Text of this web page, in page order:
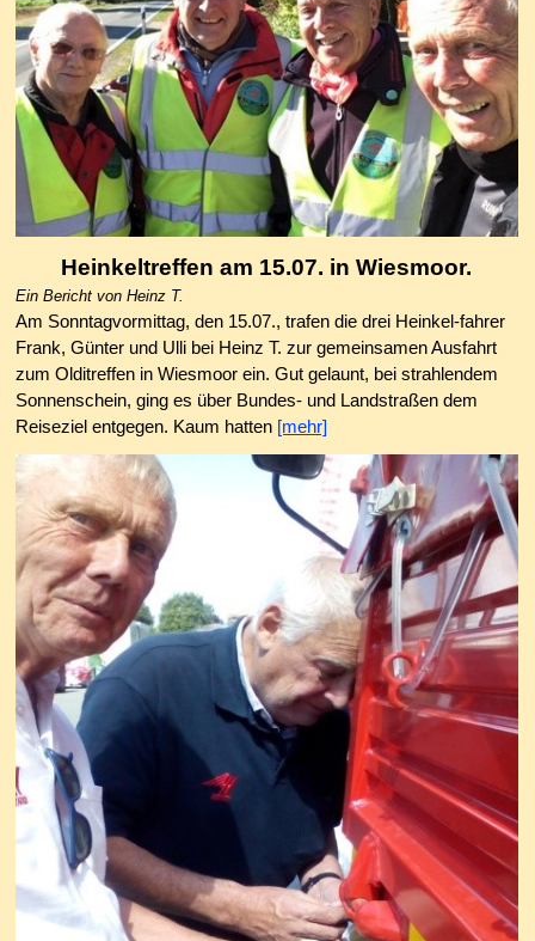
Heinkeltreffen am 15.07. in Wiesmoor.
Ein Bericht von Heinz T.
Am Sonntagvormittag, den 15.07., trafen die drei Heinkel-fahrer
Frank, Günter und Ulli bei Heinz T. zur gemeinsamen Ausfahrt
zum Olditreffen in Wiesmoor ein. Gut gelaunt, bei strahlendem
Sonnenschein, ging es über Bundes- und Landstraßen dem
Reiseziel entgegen. Kaum hatten [mehr]